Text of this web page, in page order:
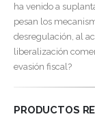
ha venido a
pesan los
desregulación, al
liberalización
evasión fiscal?
PRODUCTOS